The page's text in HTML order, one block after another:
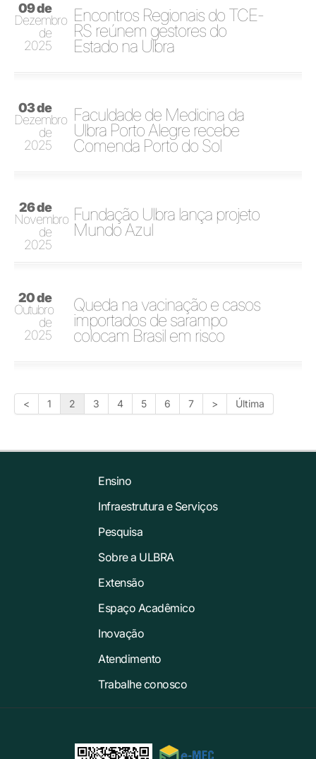
09 de
Dezembro
de
2025
Encontros Regionais do TCE-
RS reúnem gestores do
Estado na Ulbra
03 de
Dezembro
de
2025
Faculdade de Medicina da
Ulbra Porto Alegre recebe
Comenda Porto do Sol
26 de
Novembro
de
2025
Fundação Ulbra lança projeto
Mundo Azul
20 de
Outubro
de
2025
Queda na vacinação e casos
importados de sarampo
colocam Brasil em risco
< 1 2 3 4 5 6 7 > Última
Ensino
Infraestrutura e Serviços
Pesquisa
Sobre a ULBRA
Extensão
Espaço Acadêmico
Inovação
Atendimento
Trabalhe conosco